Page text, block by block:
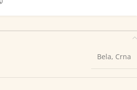
Bela, Crna